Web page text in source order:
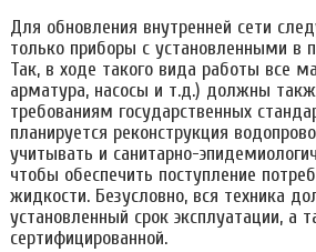
Для обновления внутренней сети
только приборы с установленными в
Так, в ходе такого вида работы все
арматура, насосы и т.д.) должны
требованиям государственных
планируется реконструкция
учитывать и санитарно-
чтобы обеспечить поступление
жидкости. Безусловно, вся техника
установленный срок эксплуатации, а
сертифицированной.